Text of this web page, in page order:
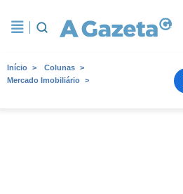
Início
Colunas
Mercado Imobiliário